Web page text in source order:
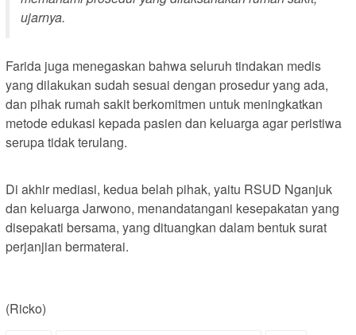
ujarnya.
Farida juga menegaskan bahwa seluruh tindakan medis
yang dilakukan sudah sesuai dengan prosedur yang ada,
dan pihak rumah sakit berkomitmen untuk meningkatkan
metode edukasi kepada pasien dan keluarga agar peristiwa
serupa tidak terulang.
Di akhir mediasi, kedua belah pihak, yaitu RSUD Nganjuk
dan keluarga Jarwono, menandatangani kesepakatan yang
disepakati bersama, yang dituangkan dalam bentuk surat
perjanjian bermaterai.
(Ricko)